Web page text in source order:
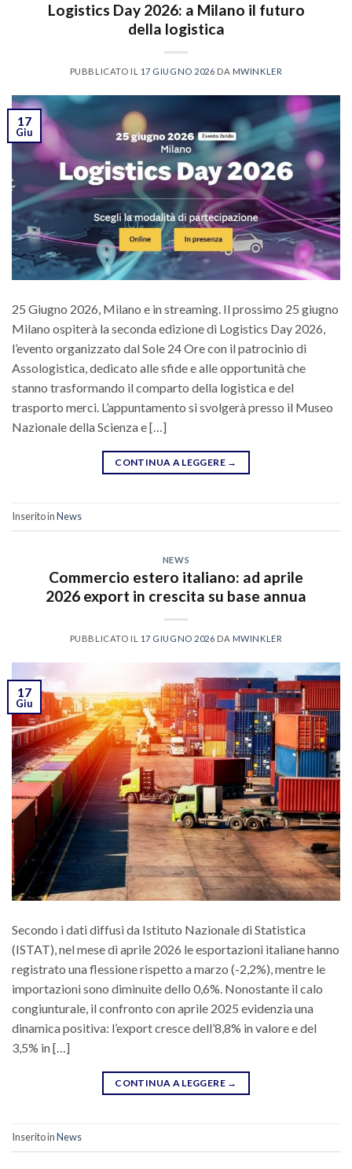
Logistics Day 2026: a Milano il futuro
della logistica
PUBBLICATO IL 17 GIUGNO 2026 DA MWINKLER
17
Giu
25 Giugno 2026, Milano e in streaming. Il prossimo 25 giugno
Milano ospiterà la seconda edizione di Logistics Day 2026,
l’evento organizzato dal Sole 24 Ore con il patrocinio di
Assologistica, dedicato alle sfide e alle opportunità che
stanno trasformando il comparto della logistica e del
trasporto merci. L’appuntamento si svolgerà presso il Museo
Nazionale della Scienza e […]
CONTINUA A LEGGERE →
Inserito inNews
NEWS
Commercio estero italiano: ad aprile
2026 export in crescita su base annua
PUBBLICATO IL 17 GIUGNO 2026 DA MWINKLER
17
Giu
Secondo i dati diffusi da Istituto Nazionale di Statistica
(ISTAT), nel mese di aprile 2026 le esportazioni italiane hanno
registrato una flessione rispetto a marzo (-2,2%), mentre le
importazioni sono diminuite dello 0,6%. Nonostante il calo
congiunturale, il confronto con aprile 2025 evidenzia una
dinamica positiva: l’export cresce dell’8,8% in valore e del
3,5% in […]
CONTINUA A LEGGERE →
Inserito inNews